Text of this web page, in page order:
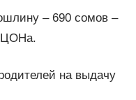
– 690 сомов –
ЦОНа.
на выдачу